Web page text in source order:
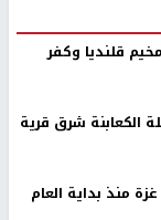
قلنديا وكفر
الكعابنة شرق قرية